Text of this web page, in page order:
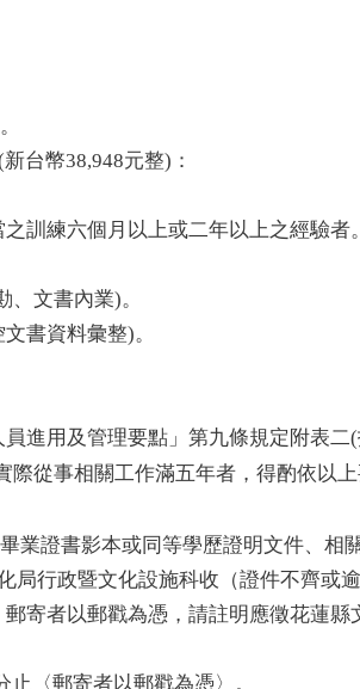
台幣38,948元整) ：
訓練六個月以上或二年以上之經驗者。
文書內業)。
書資料彙整)。
進用及管理要點」第九條規定附表二
從事相關工作滿五年者，得酌依以上
業證書影本或同等學歷證明文件、相
局行政暨文化設施科收（證件不齊或
寄者以郵戳為憑，請註明應徵花蓮縣
〈郵寄者以郵戳為憑〉。